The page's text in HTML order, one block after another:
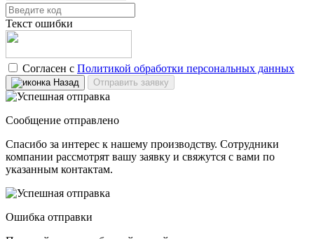
Текст ошибки
Согласен с Политикой обработки персональных данных
Назад Отправить заявку
Сообщение отправлено
Спасибо за интерес к нашему производству. Сотрудники
компании рассмотрят вашу заявку и свяжутся с вами по
указанным контактам.
Ошибка отправки